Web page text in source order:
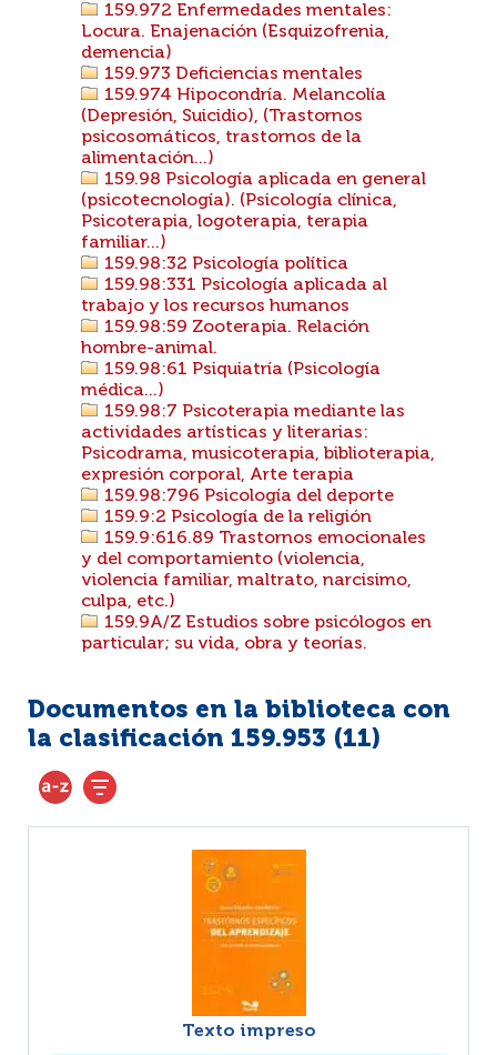
159.972 Enfermedades mentales:
Locura. Enajenación (Esquizofrenia,
demencia)
159.973 Deficiencias mentales
159.974 Hipocondría. Melancolía
(Depresión, Suicidio), (Trastornos
psicosomáticos, trastornos de la
alimentación...)
159.98 Psicología aplicada en general
(psicotecnología). (Psicología clínica,
Psicoterapia, logoterapia, terapia
familiar...)
159.98:32 Psicología política
159.98:331 Psicología aplicada al
trabajo y los recursos humanos
159.98:59 Zooterapia. Relación
hombre-animal.
159.98:61 Psiquiatría (Psicología
médica...)
159.98:7 Psicoterapia mediante las
actividades artísticas y literarias:
Psicodrama, musicoterapia, biblioterapia,
expresión corporal, Arte terapia
159.98:796 Psicología del deporte
159.9:2 Psicología de la religión
159.9:616.89 Trastornos emocionales
y del comportamiento (violencia,
violencia familiar, maltrato, narcisimo,
culpa, etc.)
159.9A/Z Estudios sobre psicólogos en
particular; su vida, obra y teorías.
Documentos en la biblioteca con
la clasificación 159.953 (11)
Texto impreso